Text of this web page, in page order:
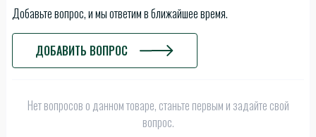
Добавьте вопрос, и мы ответим в ближайшее время.
ДОБАВИТЬ ВОПРОС
Нет вопросов о данном товаре, станьте первым и задайте свой
вопрос.